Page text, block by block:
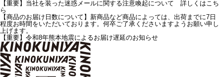
【重要】当社を装った迷惑メールに関する注意喚起について 詳しくはこち
ら
【商品のお届け日数について】新商品など商品によっては、出荷までに7日
程度お時間をいただいております。何卒ご了承くださいますようお願い申し
上げます。
【重要】令和8年熊本地震によるお届け遅延のお知らせ